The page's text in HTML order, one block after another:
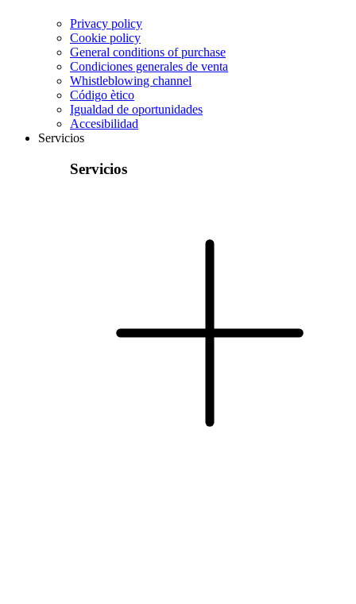
Privacy policy
Cookie policy
General conditions of purchase
Condiciones generales de venta
Whistleblowing channel
Código ètico
Igualdad de oportunidades
Accesibilidad
Servicios
Servicios